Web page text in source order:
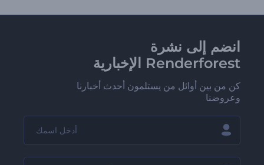
انضم إلى نشرة
Renderforest الإخبارية
كن من بين أوائل من يستلمون أحدث أخبارنا
وعروضنا